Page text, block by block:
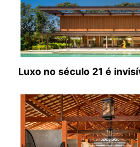
Luxo no século 21 é